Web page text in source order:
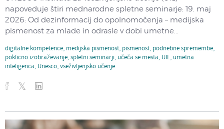
napoveduje štiri mednarodne spletne seminarje: 19. maj
2026: Od dezinformacij do opolnomočenja – medijska
pismenost za mlade in odrasle v dobi umetne...
digitalne kompetence, medijska pismenost, pismenost, podnebne spremembe,
poklicno izobraževanje,spletni seminarji, učeča se mesta, UIL, umetna
inteligenca, Unesco,vseživljenjsko učenje